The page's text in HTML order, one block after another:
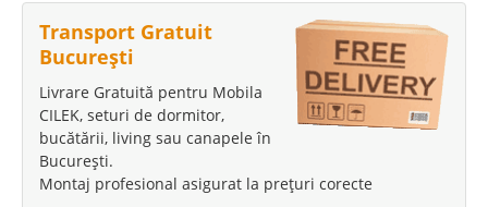
Transport Gratuit
București
Livrare Gratuită pentru Mobila
CILEK, seturi de dormitor,
bucătării, living sau canapele în
București.
Montaj profesional asigurat la prețuri corecte